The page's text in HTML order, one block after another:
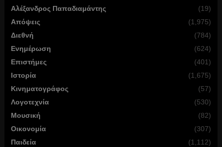
Αλέξανδρος Παπαδιαμάντης
(19)
Απόψεις
(1,975)
Διεθνή
(784)
Ενημέρωση
(624)
Επιστήμες
(401)
Ιστορία
(1,675)
Κινηματογράφος
(57)
Λογοτεχνία
(530)
Μουσική
(82)
Οικονομία
(307)
Παιδεία
(1,112)